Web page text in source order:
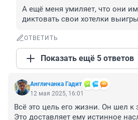
А ещё меня умиляет, что они
диктовать свои хотелки
ОТВЕТИТЬ
Показать ещё 5 ответов
Aнгличанка Гадит
12 мая 2025, 16:01
Всё это цель его жизни. Он шел к
Это доставляет ему истинное